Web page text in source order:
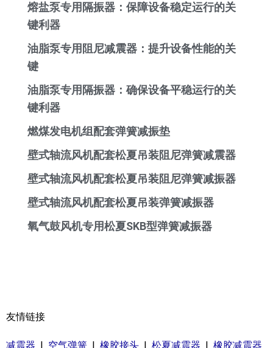
熔盐泵专用隔振器：保障设备稳定运行的关
键利器
油脂泵专用阻尼减震器：提升设备性能的关
键
油脂泵专用隔振器：确保设备平稳运行的关
键利器
燃煤发电机组配套弹簧减振垫
壁式轴流风机配套松夏吊装阻尼弹簧减震器
壁式轴流风机配套松夏吊装阻尼弹簧减振器
壁式轴流风机配套松夏吊装弹簧减振器
氧气鼓风机专用松夏SKB型弹簧减振器
友情链接
减震器 | 空气弹簧 | 橡胶接头 | 松夏减震器 | 橡胶减震器